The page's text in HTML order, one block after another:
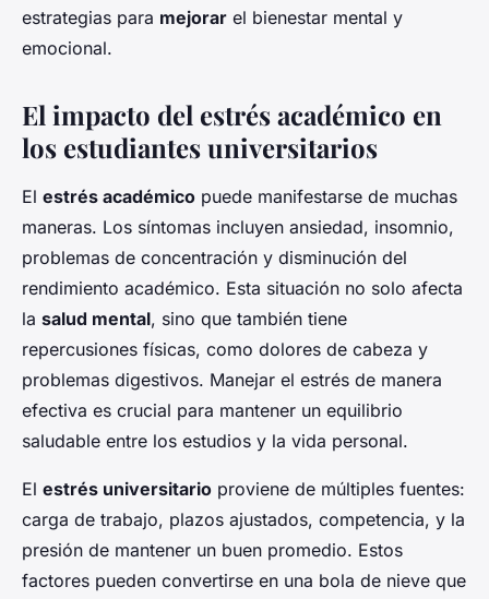
estrategias para mejorar el bienestar mental y
emocional.
El impacto del estrés académico en
los estudiantes universitarios
El estrés académico puede manifestarse de muchas
maneras. Los síntomas incluyen ansiedad, insomnio,
problemas de concentración y disminución del
rendimiento académico. Esta situación no solo afecta
la salud mental, sino que también tiene
repercusiones físicas, como dolores de cabeza y
problemas digestivos. Manejar el estrés de manera
efectiva es crucial para mantener un equilibrio
saludable entre los estudios y la vida personal.
El estrés universitario proviene de múltiples fuentes:
carga de trabajo, plazos ajustados, competencia, y la
presión de mantener un buen promedio. Estos
factores pueden convertirse en una bola de nieve que